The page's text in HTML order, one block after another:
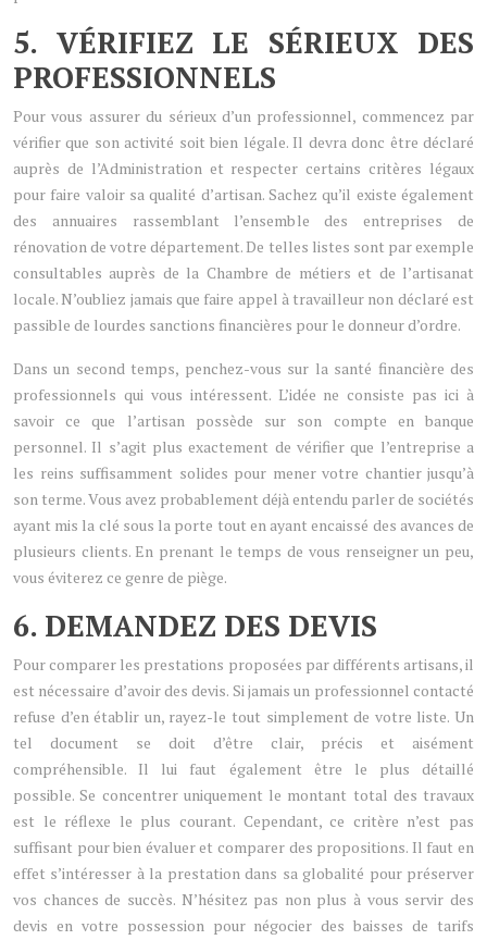
5. VÉRIFIEZ LE SÉRIEUX DES
PROFESSIONNELS
Pour vous assurer du sérieux d’un professionnel, commencez par
vérifier que son activité soit bien légale. Il devra donc être déclaré
auprès de l’Administration et respecter certains critères légaux
pour faire valoir sa qualité d’artisan. Sachez qu’il existe également
des annuaires rassemblant l’ensemble des entreprises de
rénovation de votre département. De telles listes sont par exemple
consultables auprès de la Chambre de métiers et de l’artisanat
locale. N’oubliez jamais que faire appel à travailleur non déclaré est
passible de lourdes sanctions financières pour le donneur d’ordre.
Dans un second temps, penchez-vous sur la santé financière des
professionnels qui vous intéressent. L’idée ne consiste pas ici à
savoir ce que l’artisan possède sur son compte en banque
personnel. Il s’agit plus exactement de vérifier que l’entreprise a
les reins suffisamment solides pour mener votre chantier jusqu’à
son terme. Vous avez probablement déjà entendu parler de sociétés
ayant mis la clé sous la porte tout en ayant encaissé des avances de
plusieurs clients. En prenant le temps de vous renseigner un peu,
vous éviterez ce genre de piège.
6. DEMANDEZ DES DEVIS
Pour comparer les prestations proposées par différents artisans, il
est nécessaire d’avoir des devis. Si jamais un professionnel contacté
refuse d’en établir un, rayez-le tout simplement de votre liste. Un
tel document se doit d’être clair, précis et aisément
compréhensible. Il lui faut également être le plus détaillé
possible. Se concentrer uniquement le montant total des travaux
est le réflexe le plus courant. Cependant, ce critère n’est pas
suffisant pour bien évaluer et comparer des propositions. Il faut en
effet s’intéresser à la prestation dans sa globalité pour préserver
vos chances de succès. N’hésitez pas non plus à vous servir des
devis en votre possession pour négocier des baisses de tarifs